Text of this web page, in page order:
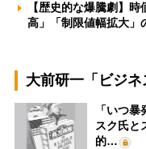
【歴史的な爆騰劇】
高」「制限値幅拡大
大前研一「ビジ
「いつ
スク氏と
的…